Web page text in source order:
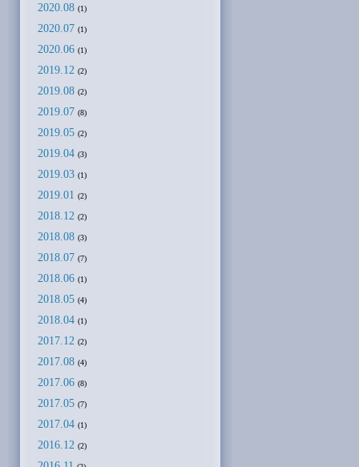
2020.08 (1)
2020.07 (1)
2020.06 (1)
2019.12 (2)
2019.08 (2)
2019.07 (8)
2019.05 (2)
2019.04 (3)
2019.03 (1)
2019.01 (2)
2018.12 (2)
2018.08 (3)
2018.07 (7)
2018.06 (1)
2018.05 (4)
2018.04 (1)
2017.12 (2)
2017.08 (4)
2017.06 (8)
2017.05 (7)
2017.04 (1)
2016.12 (2)